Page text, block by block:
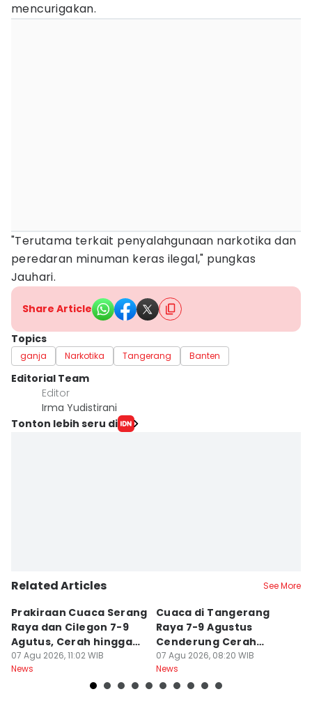
mencurigakan.
"Terutama terkait penyalahgunaan narkotika dan
peredaran minuman keras ilegal," pungkas
Jauhari.
Share Article
Topics
ganja Narkotika Tangerang Banten
Editorial Team
Editor
Irma Yudistirani
Tonton lebih seru di
Related Articles See More
Prakiraan Cuaca Serang
Raya dan Cilegon 7-9
Agutus, Cerah hingga
Berawan
07 Agu 2026, 11:02 WIB
News
Cuaca di Tangerang
Raya 7-9 Agustus
Cenderung Cerah
hingga Berawan
07 Agu 2026, 08:20 WIB
News